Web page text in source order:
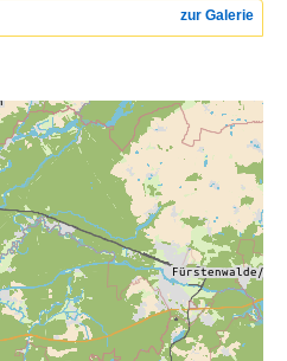
zur Galerie